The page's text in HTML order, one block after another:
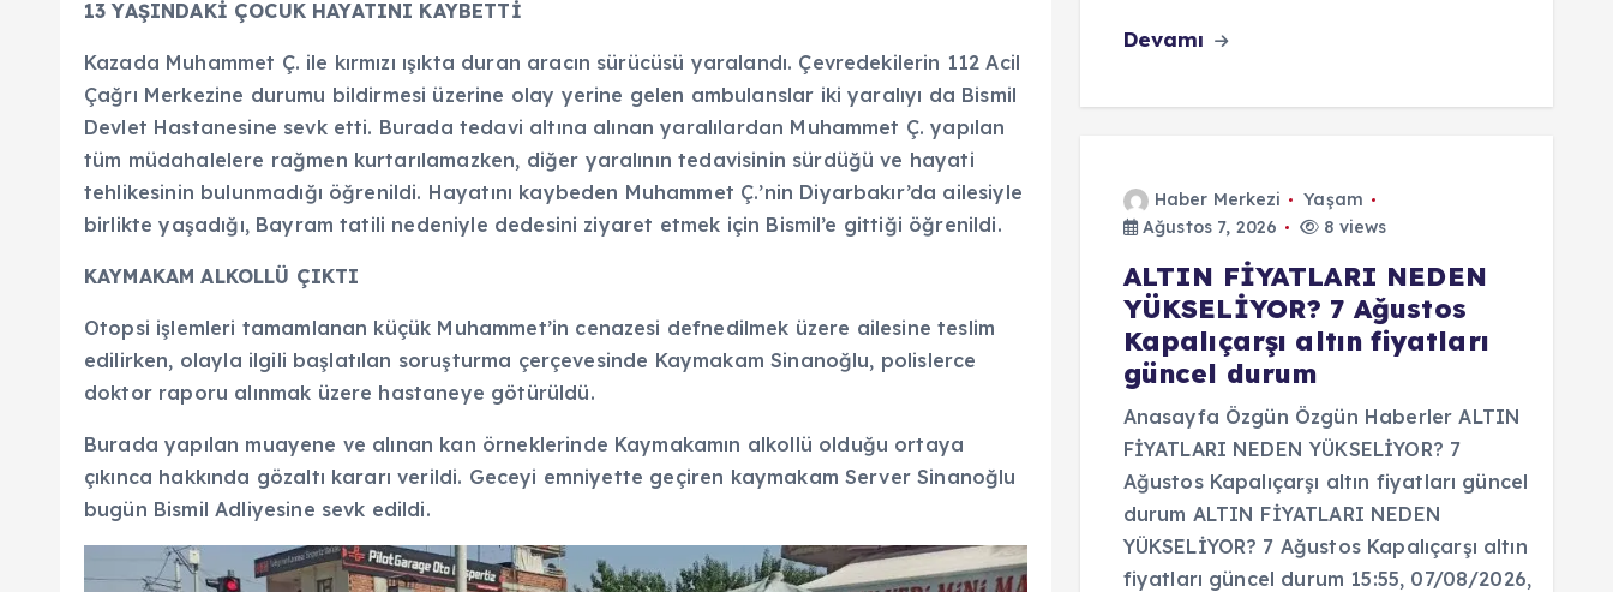
13 YAŞINDAKİ ÇOCUK HAYATINI KAYBETTİ
Kazada Muhammet Ç. ile kırmızı ışıkta duran aracın sürücüsü yaralandı. Çevredekilerin 112 Acil
Çağrı Merkezine durumu bildirmesi üzerine olay yerine gelen ambulanslar iki yaralıyı da Bismil
Devlet Hastanesine sevk etti. Burada tedavi altına alınan yaralılardan Muhammet Ç. yapılan
tüm müdahalelere rağmen kurtarılamazken, diğer yaralının tedavisinin sürdüğü ve hayati
tehlikesinin bulunmadığı öğrenildi. Hayatını kaybeden Muhammet Ç.’nin Diyarbakır’da ailesiyle
birlikte yaşadığı, Bayram tatili nedeniyle dedesini ziyaret etmek için Bismil’e gittiği öğrenildi.
KAYMAKAM ALKOLLÜ ÇIKTI
Otopsi işlemleri tamamlanan küçük Muhammet’in cenazesi defnedilmek üzere ailesine teslim
edilirken, olayla ilgili başlatılan soruşturma çerçevesinde Kaymakam Sinanoğlu, polislerce
doktor raporu alınmak üzere hastaneye götürüldü.
Burada yapılan muayene ve alınan kan örneklerinde Kaymakamın alkollü olduğu ortaya
çıkınca hakkında gözaltı kararı verildi. Geceyi emniyette geçiren kaymakam Server Sinanoğlu
bugün Bismil Adliyesine sevk edildi.
Devamı
Haber Merkezi
Yaşam
Ağustos 7, 2026
8 views
ALTIN FİYATLARI NEDEN
YÜKSELİYOR? 7 Ağustos
Kapalıçarşı altın fiyatları
güncel durum
Anasayfa Özgün Özgün Haberler ALTIN
FİYATLARI NEDEN YÜKSELİYOR? 7
Ağustos Kapalıçarşı altın fiyatları güncel
durum ALTIN FİYATLARI NEDEN
YÜKSELİYOR? 7 Ağustos Kapalıçarşı altın
fiyatları güncel durum 15:55, 07/08/2026,